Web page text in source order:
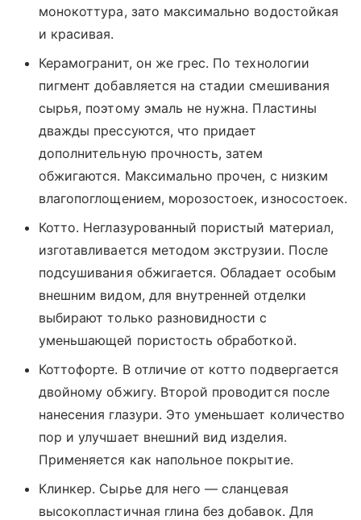
монокоттура, зато максимально водостойкая
и красивая.
Керамогранит, он же грес. По технологии
пигмент добавляется на стадии смешивания
сырья, поэтому эмаль не нужна. Пластины
дважды прессуются, что придает
дополнительную прочность, затем
обжигаются. Максимально прочен, с низким
влагопоглощением, морозостоек, износостоек.
Котто. Неглазурованный пористый материал,
изготавливается методом экструзии. После
подсушивания обжигается. Обладает особым
внешним видом, для внутренней отделки
выбирают только разновидности с
уменьшающей пористость обработкой.
Коттофорте. В отличие от котто подвергается
двойному обжигу. Второй проводится после
нанесения глазури. Это уменьшает количество
пор и улучшает внешний вид изделия.
Применяется как напольное покрытие.
Клинкер. Сырье для него — сланцевая
высокопластичная глина без добавок. Для